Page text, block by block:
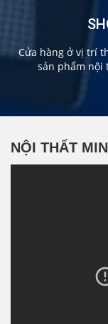
Cửa hàng ở vị trí
sản phẩm nội
NỘI THẤT